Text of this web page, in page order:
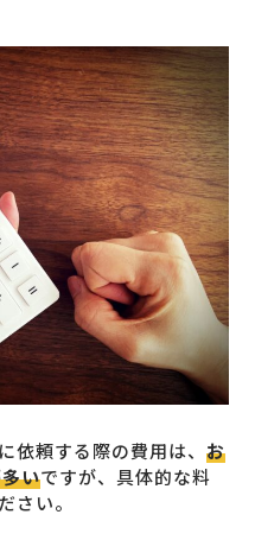
依頼する際の費用は、 お
いですが、具体的な料
さい。